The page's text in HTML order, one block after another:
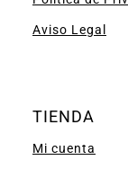
Aviso Legal
TIENDA
Mi cuenta